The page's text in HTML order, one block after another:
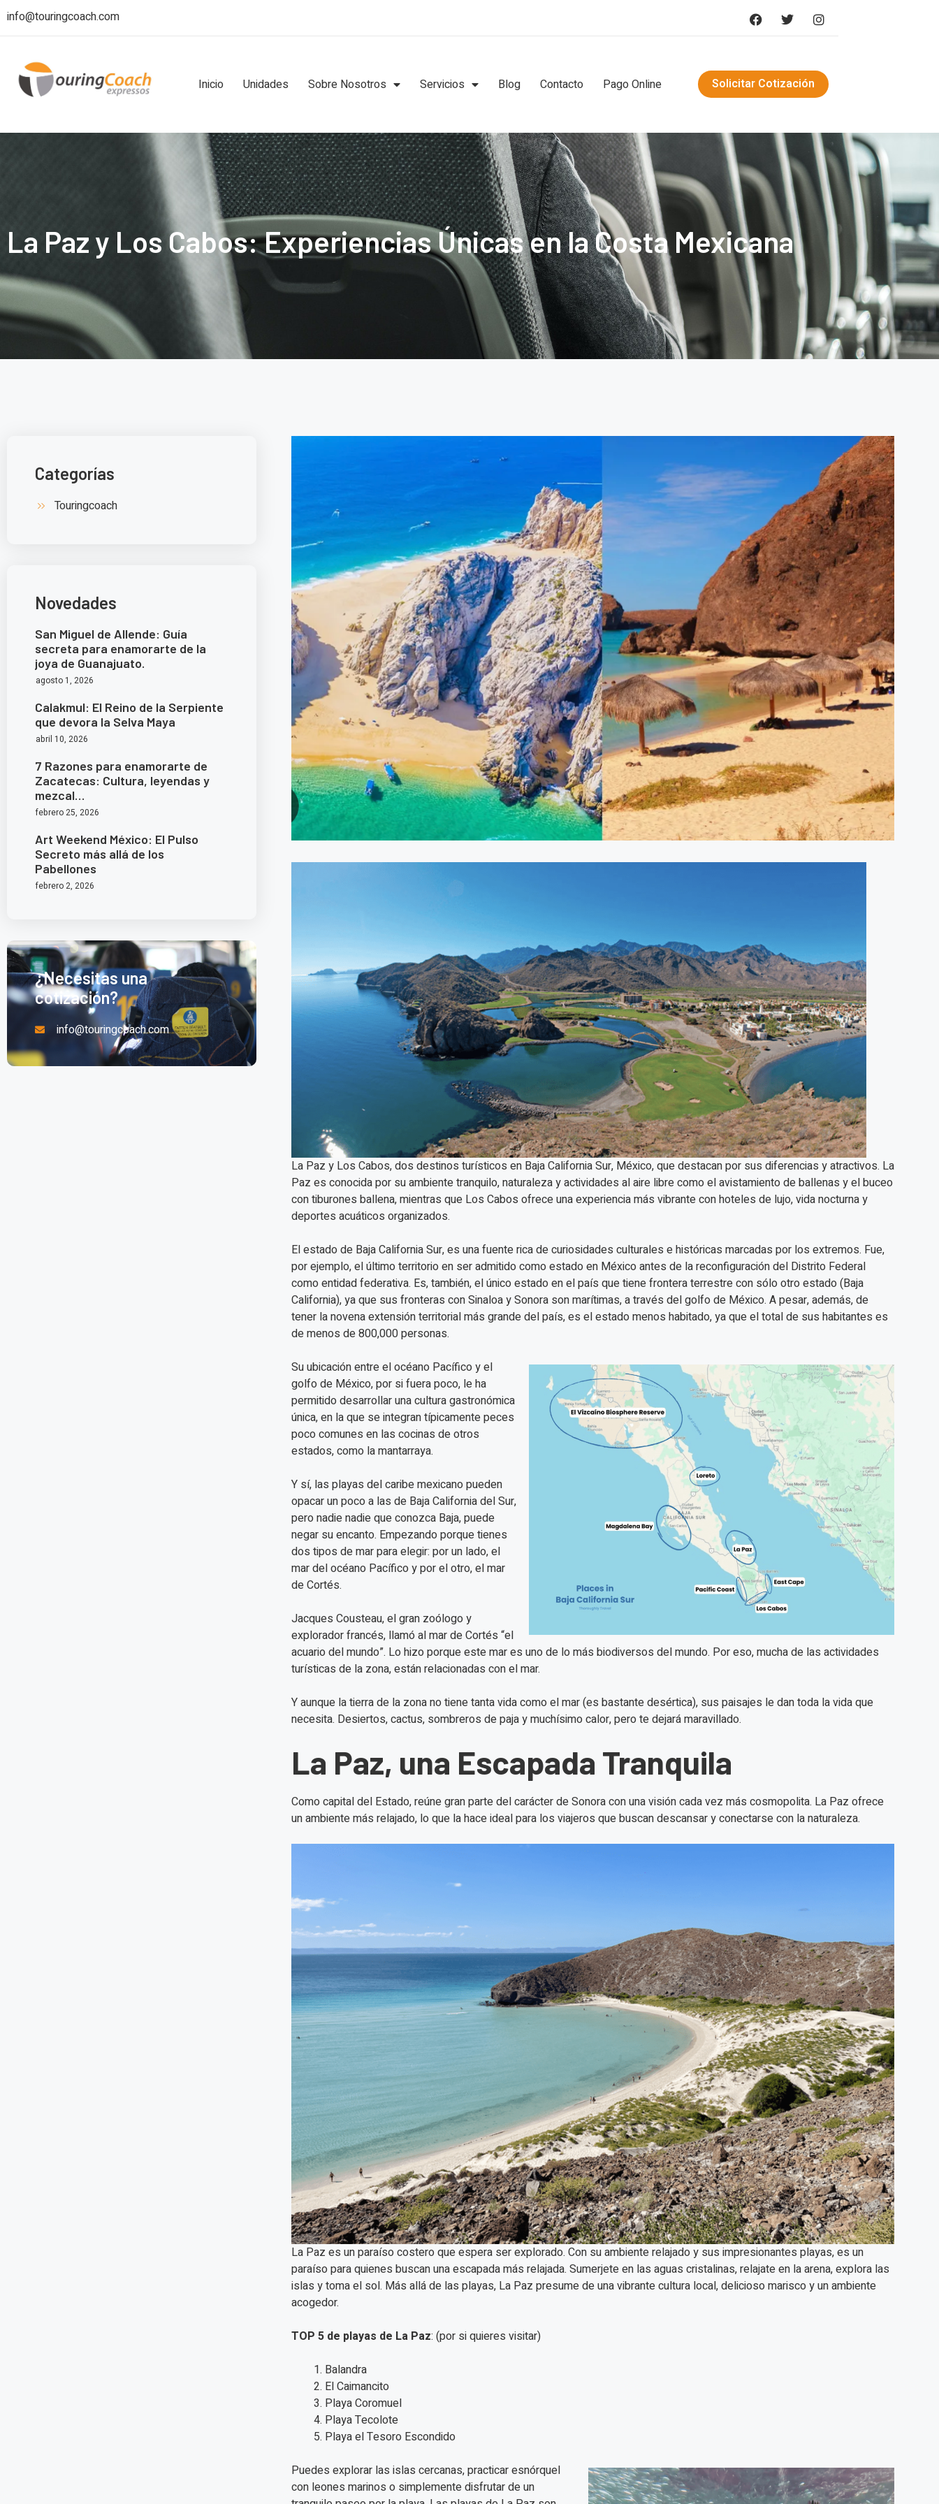
info@touringcoach.com
Inicio Unidades Sobre Nosotros Servicios Blog Contacto Pago Online Solicitar Cotización
La Paz y Los Cabos: Experiencias Únicas en la Costa Mexicana
Categorías
Touringcoach
Novedades
San Miguel de Allende: Guía
secreta para enamorarte de la
joya de Guanajuato.
agosto 1, 2026
Calakmul: El Reino de la Serpiente
que devora la Selva Maya
abril 10, 2026
7 Razones para enamorarte de
Zacatecas: Cultura, leyendas y
mezcal…
febrero 25, 2026
Art Weekend México: El Pulso
Secreto más allá de los
Pabellones
febrero 2, 2026
¿Necesitas una
cotización?
info@touringcoach.com
La Paz y Los Cabos, dos destinos turísticos en Baja California Sur, México, que destacan por sus diferencias y atractivos. La
Paz es conocida por su ambiente tranquilo, naturaleza y actividades al aire libre como el avistamiento de ballenas y el buceo
con tiburones ballena, mientras que Los Cabos ofrece una experiencia más vibrante con hoteles de lujo, vida nocturna y
deportes acuáticos organizados.
El estado de Baja California Sur, es una fuente rica de curiosidades culturales e históricas marcadas por los extremos. Fue,
por ejemplo, el último territorio en ser admitido como estado en México antes de la reconfiguración del Distrito Federal
como entidad federativa. Es, también, el único estado en el país que tiene frontera terrestre con sólo otro estado (Baja
California), ya que sus fronteras con Sinaloa y Sonora son marítimas, a través del golfo de México. A pesar, además, de
tener la novena extensión territorial más grande del país, es el estado menos habitado, ya que el total de sus habitantes es
de menos de 800,000 personas.
Su ubicación entre el océano Pacífico y el
golfo de México, por si fuera poco, le ha
permitido desarrollar una cultura gastronómica
única, en la que se integran típicamente peces
poco comunes en las cocinas de otros
estados, como la mantarraya.
Y sí, las playas del caribe mexicano pueden
opacar un poco a las de Baja California del Sur,
pero nadie nadie que conozca Baja, puede
negar su encanto. Empezando porque tienes
dos tipos de mar para elegir: por un lado, el
mar del océano Pacífico y por el otro, el mar
de Cortés.
Jacques Cousteau, el gran zoólogo y
explorador francés, llamó al mar de Cortés “el
acuario del mundo”. Lo hizo porque este mar es uno de lo más biodiversos del mundo. Por eso, mucha de las actividades
turísticas de la zona, están relacionadas con el mar.
Y aunque la tierra de la zona no tiene tanta vida como el mar (es bastante desértica), sus paisajes le dan toda la vida que
necesita. Desiertos, cactus, sombreros de paja y muchísimo calor, pero te dejará maravillado.
La Paz, una Escapada Tranquila
Como capital del Estado, reúne gran parte del carácter de Sonora con una visión cada vez más cosmopolita. La Paz ofrece
un ambiente más relajado, lo que la hace ideal para los viajeros que buscan descansar y conectarse con la naturaleza.
La Paz es un paraíso costero que espera ser explorado. Con su ambiente relajado y sus impresionantes playas, es un
paraíso para quienes buscan una escapada más relajada. Sumerjete en las aguas cristalinas, relajate en la arena, explora las
islas y toma el sol. Más allá de las playas, La Paz presume de una vibrante cultura local, delicioso marisco y un ambiente
acogedor.
TOP 5 de playas de La Paz: (por si quieres visitar)
Balandra
El Caimancito
Playa Coromuel
Playa Tecolote
Playa el Tesoro Escondido
Puedes explorar las islas cercanas, practicar esnórquel
con leones marinos o simplemente disfrutar de un